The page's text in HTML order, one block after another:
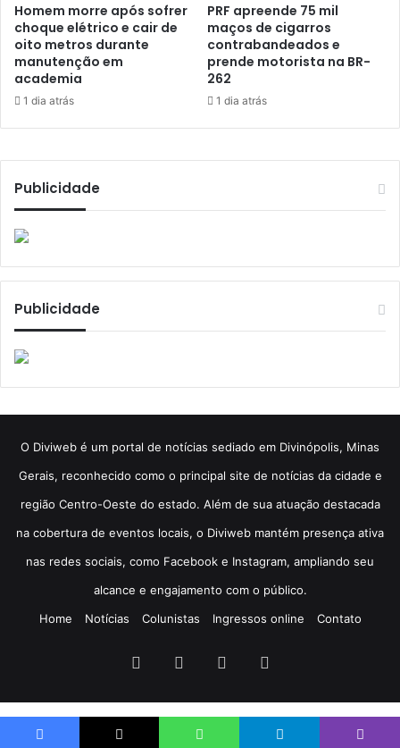
Homem morre após sofrer
choque elétrico e cair de
oito metros durante
manutenção em
academia
1 dia atrás
PRF apreende 75 mil
maços de cigarros
contrabandeados e
prende motorista na BR-
262
1 dia atrás
Publicidade
Publicidade
​O Diviweb é um portal de notícias sediado em Divinópolis, Minas
Gerais, reconhecido como o principal site de notícias da cidade e
região Centro-Oeste do estado. Além de sua atuação destacada
na cobertura de eventos locais, o Diviweb mantém presença ativa
nas redes sociais, como Facebook e Instagram, ampliando seu
alcance e engajamento com o público.
Home
Notícias Colunistas Ingressos online Contato
Facebook YouTube